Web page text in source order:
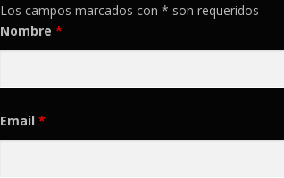
Los campos marcados con * son requeridos
Nombre *
Email *